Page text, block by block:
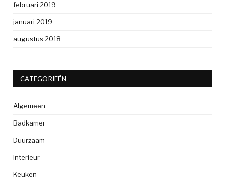
februari 2019
januari 2019
augustus 2018
CATEGORIEËN
Algemeen
Badkamer
Duurzaam
Interieur
Keuken